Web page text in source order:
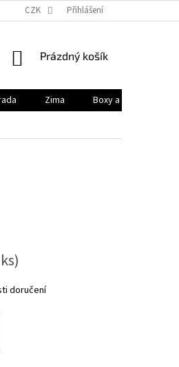
OCHRANY OSOBNÍCH ÚDAJŮ
CZK Přihlášení
NÁKUPNÍ
Prázdný košík
Zima Boxy a brašny
doručení